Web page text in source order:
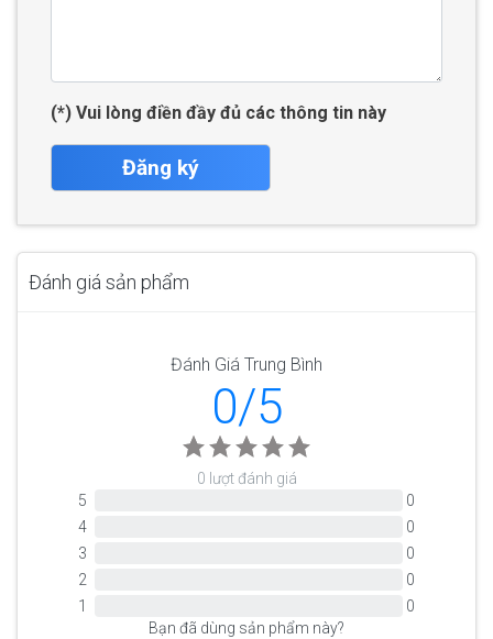
(*) Vui lòng điền đầy đủ các thông tin này
Đăng ký
Đánh giá sản phẩm
Đánh Giá Trung Bình
0/5
0 lượt đánh giá
5
0
4
0
3
0
2
0
1
0
Bạn đã dùng sản phẩm này?